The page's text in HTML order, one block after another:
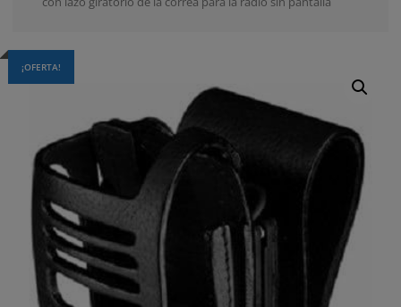
¡OFERTA!